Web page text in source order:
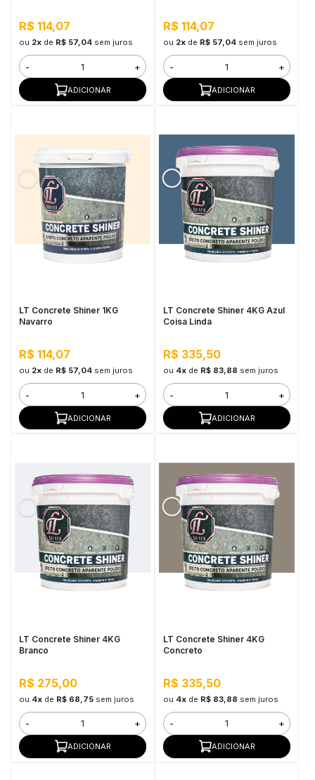
R$ 114,07
ou 2xde R$ 57,04 sem juros
- +
ADICIONAR
R$ 114,07
ou 2xde R$ 57,04 sem juros
- +
ADICIONAR
LT Concrete Shiner 1KG
Navarro
R$ 114,07
ou 2xde R$ 57,04 sem juros
- +
ADICIONAR
LT Concrete Shiner 4KG Azul
Coisa Linda
R$ 335,50
ou 4xde R$ 83,88 sem juros
- +
ADICIONAR
LT Concrete Shiner 4KG
Branco
R$ 275,00
ou 4xde R$ 68,75 sem juros
- +
ADICIONAR
LT Concrete Shiner 4KG
Concreto
R$ 335,50
ou 4xde R$ 83,88 sem juros
- +
ADICIONAR